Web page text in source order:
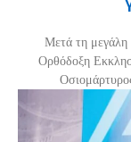
Μετά τη
Ορθόδοξη